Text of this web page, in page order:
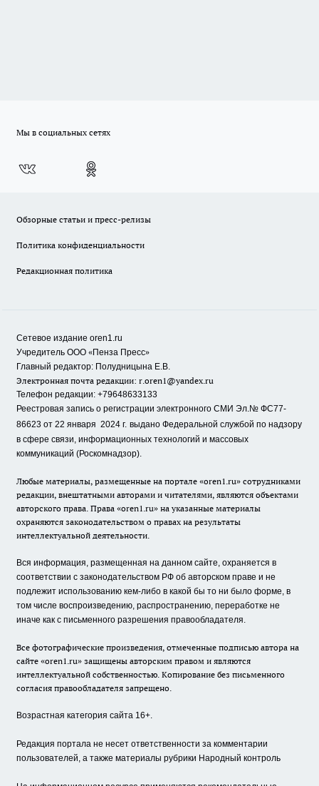
Мы в социальных сетях
Обзорные статьи и пресс-релизы
Политика конфиденциальности
Редакционная политика
Сетевое издание oren1.ru
Учредитель ООО «Пенза Пресс»
Главный редактор: Полудницына Е.В.
Электронная почта редакции: r.oren1@yandex.ru
Телефон редакции: +79648633133
Реестровая запись о регистрации электронного СМИ Эл.№ ФС77-
86623 от 22 января 2024 г. выдано Федеральной службой по надзору
в сфере связи, информационных технологий и массовых
коммуникаций (Роскомнадзор).
Любые материалы, размещенные на портале «oren1.ru» сотрудниками
редакции, внештатными авторами и читателями, являются объектами
авторского права. Права «oren1.ru» на указанные материалы
охраняются законодательством о правах на результаты
интеллектуальной деятельности.
Вся информация, размещенная на данном сайте, охраняется в
соответствии с законодательством РФ об авторском праве и не
подлежит использованию кем-либо в какой бы то ни было форме, в
том числе воспроизведению, распространению, переработке не
иначе как с письменного разрешения правообладателя.
Все фотографические произведения, отмеченные подписью автора на
сайте «oren1.ru» защищены авторским правом и являются
интеллектуальной собственностью. Копирование без письменного
согласия правообладателя запрещено.
Возрастная категория сайта 16+.
Редакция портала не несет ответственности за комментарии
пользователей, а также материалы рубрики Народный контроль